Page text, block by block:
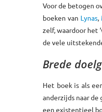
Voor de betogen
boeken van Lynas,
zelf, waardoor het
de vele
Brede
Het boek is als
anderzijds naar de
een existentieel